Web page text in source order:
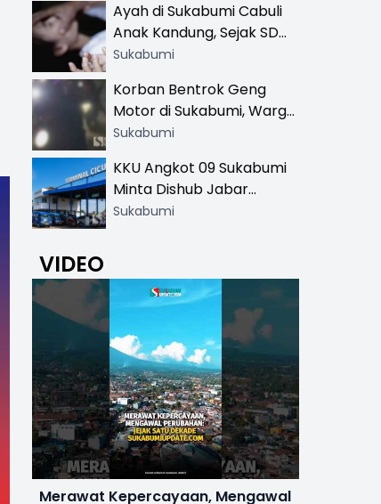
Khusus
Ayah di Sukabumi Cabuli
Anak Kandung, Sejak SD
Hingga SMA
Sukabumi
Korban Bentrok Geng
Motor di Sukabumi, Warga
dan Sopir Tangki
Sukabumi
KKU Angkot 09 Sukabumi
Minta Dishub Jabar
Tertibkan Trayek Ciawi-
Sukabumi
VIDEO
Merawat Kepercayaan, Mengawal